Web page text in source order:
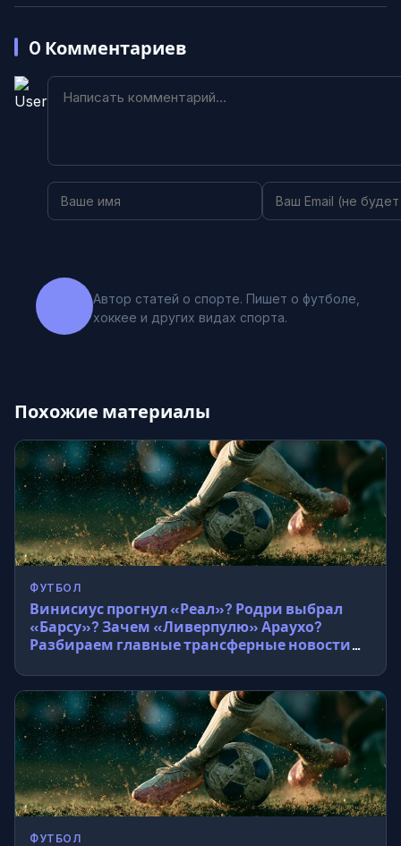
0 Комментариев
Автор статей о спорте. Пишет о футболе,
хоккее и других видах спорта.
Похожие материалы
ФУТБОЛ
Винисиус прогнул «Реал»? Родри выбрал
«Барсу»? Зачем «Ливерпулю» Араухо?
Разбираем главные трансферные новости
ФУТБОЛ